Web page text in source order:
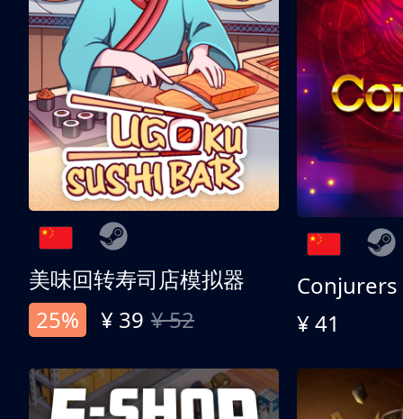
美味回转寿司店模拟器
25%
¥ 39 ¥ 52
Conjurers
¥ 41